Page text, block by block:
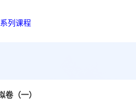
列课程
（一）